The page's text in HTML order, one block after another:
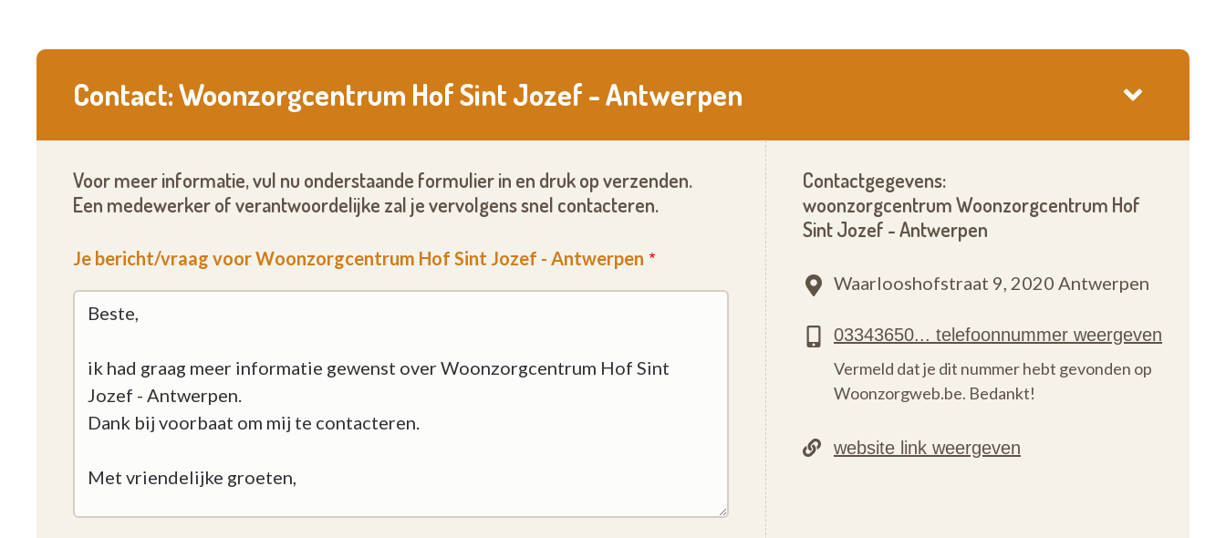
Contact: Woonzorgcentrum Hof Sint Jozef - Antwerpen
Voor meer informatie, vul nu onderstaande formulier in en druk op verzenden.
Een medewerker of verantwoordelijke zal je vervolgens snel contacteren.
Je bericht/vraag voor Woonzorgcentrum Hof Sint Jozef - Antwerpen
Contactgegevens:
woonzorgcentrum Woonzorgcentrum Hof
Sint Jozef - Antwerpen
Waarlooshofstraat 9, 2020 Antwerpen
Vermeld dat je dit nummer hebt gevonden op
Woonzorgweb.be. Bedankt!